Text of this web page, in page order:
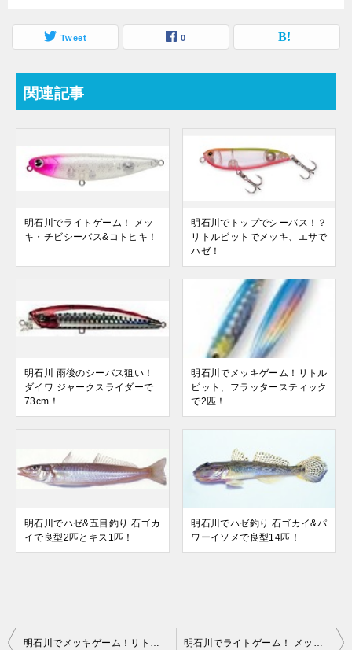
Tweet 0
関連記事
明石川でライトゲーム！ メッ
キ・チビシーバス&コトヒキ！
明石川でトップでシーバス！？
リトルビットでメッキ、エサで
ハゼ！
明石川 雨後のシーバス狙い！
ダイワ ジャークスライダーで
73cm！
明石川でメッキゲーム！リトル
ビット、フラッタースティック
で2匹！
明石川でハゼ&五目釣り 石ゴカ
イで良型2匹とキス1匹！
明石川でハゼ釣り 石ゴカイ&パ
ワーイソメで良型14匹！
投
明石川でメッキゲーム！リトルビット、フラッタースティックで2匹！ 明石川でライトゲーム！ メッキ・チビシーバス&コトヒキ！